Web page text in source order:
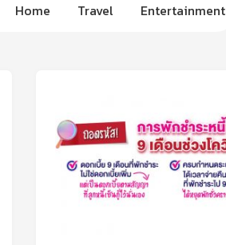
Home Travel Entertainment